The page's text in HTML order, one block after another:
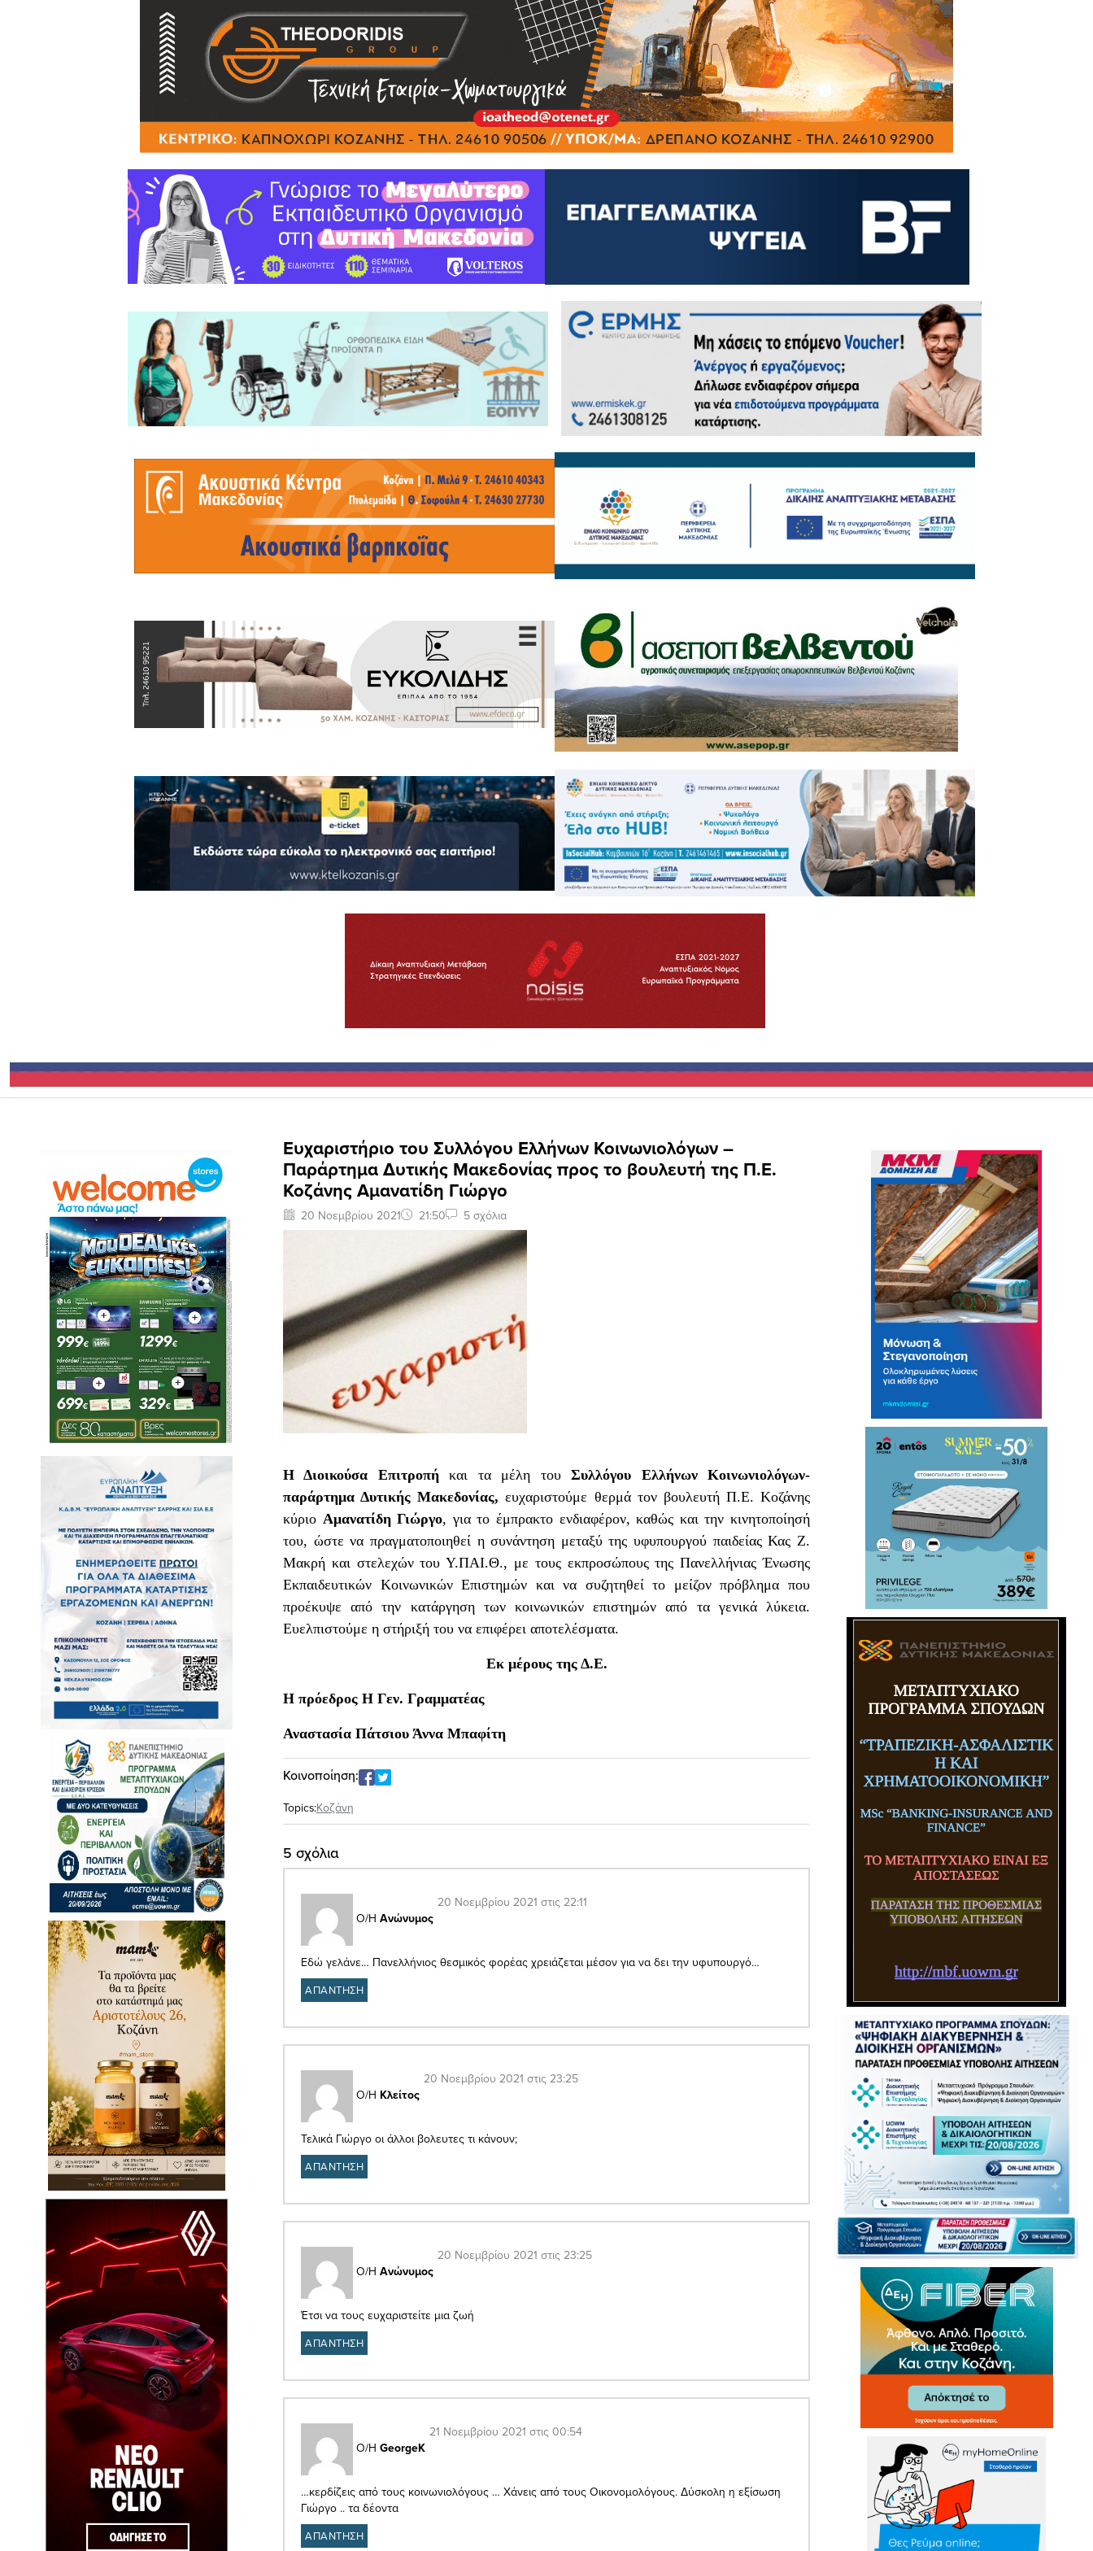
Eυχαριστήριο του Συλλόγου Ελλήνων Κοινωνιολόγων –
Παράρτημα Δυτικής Μακεδονίας προς το βουλευτή της Π.Ε.
Κοζάνης Αμανατίδη Γιώργο
20 Νοεμβρίου 2021 21:50 5 σχόλια
Η Διοικούσα Επιτροπήκαι τα μέλη τουΣυλλόγου Ελλήνων Κοινωνιολόγων-
παράρτημα Δυτικής Μακεδονίας, ευχαριστούμε θερμά τον βουλευτή Π.Ε. Κοζάνης
κύριο Αμανατίδη Γιώργο, για το έμπρακτο ενδιαφέρον, καθώς και την κινητοποίησή
του, ώστε να πραγματοποιηθεί η συνάντηση μεταξύ της υφυπουργού παιδείας Κας Ζ.
Μακρή και στελεχών του Υ.ΠΑΙ.Θ., με τους εκπροσώπους της Πανελλήνιας Ένωσης
Εκπαιδευτικών Κοινωνικών Επιστημών και να συζητηθεί το μείζον πρόβλημα που
προέκυψε από την κατάργηση των κοινωνικών επιστημών από τα γενικά λύκεια.
Ευελπιστούμε η στήριξή του να επιφέρει αποτελέσματα.
Εκ μέρους της Δ.Ε.
Η πρόεδρος Η Γεν. Γραμματέας
Αναστασία Πάτσιου Άννα Μπαφίτη
Κοινοποίηση:
Topics:Κοζάνη
5 σχόλια
Ο/Η Ανώνυμος
20 Νοεμβρίου 2021 στις 22:11
Εδώ γελάνε… Πανελλήνιος θεσμικός φορέας χρειάζεται μέσον για να δει την υφυπουργό…
ΑΠΑΝΤΗΣΗ
Ο/Η Κλείτος
20 Νοεμβρίου 2021 στις 23:25
Τελικά Γιώργο οι άλλοι βολευτες τι κάνουν;
ΑΠΑΝΤΗΣΗ
Ο/Η Ανώνυμος
20 Νοεμβρίου 2021 στις 23:25
Έτσι να τους ευχαριστείτε μια ζωή
ΑΠΑΝΤΗΣΗ
Ο/Η GeorgeK
21 Νοεμβρίου 2021 στις 00:54
…κερδίζεις από τους κοινωνιολόγους … Χάνεις από τους Οικονομολόγους. Δύσκολη η εξίσωση
Γιώργο .. τα δέοντα
ΑΠΑΝΤΗΣΗ